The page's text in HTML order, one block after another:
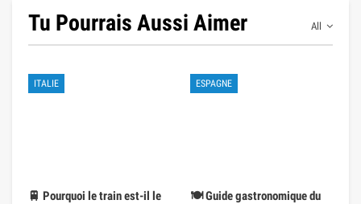
All
Tu Pourrais Aussi Aimer
ITALIE
🚆 Pourquoi le train est-il le
ESPAGNE
🍽️ Guide gastronomique du